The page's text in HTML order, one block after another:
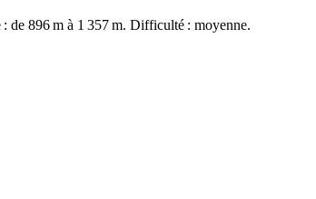
de 896 m à 1 357 m. Difficulté : moyenne.